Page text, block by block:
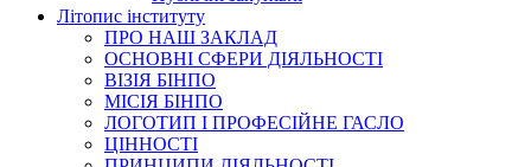
Літопис інституту
ПРО НАШ ЗАКЛАД
ОСНОВНІ СФЕРИ ДІЯЛЬНОСТІ
ВІЗІЯ БІНПО
МІСІЯ БІНПО
ЛОГОТИП І ПРОФЕСІЙНЕ ГАСЛО
ЦІННОСТІ